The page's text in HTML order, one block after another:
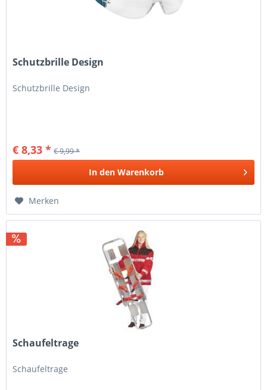
Schutzbrille Design
Schutzbrille Design
€ 8,33 * € 9,99 *
In den Warenkorb
Merken
Schaufeltrage
Schaufeltrage